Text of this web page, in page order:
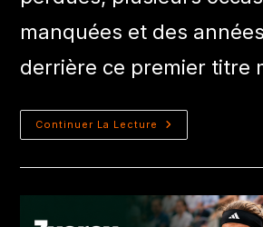
manquées et des
derrière ce premier titre
Continuer La Lecture